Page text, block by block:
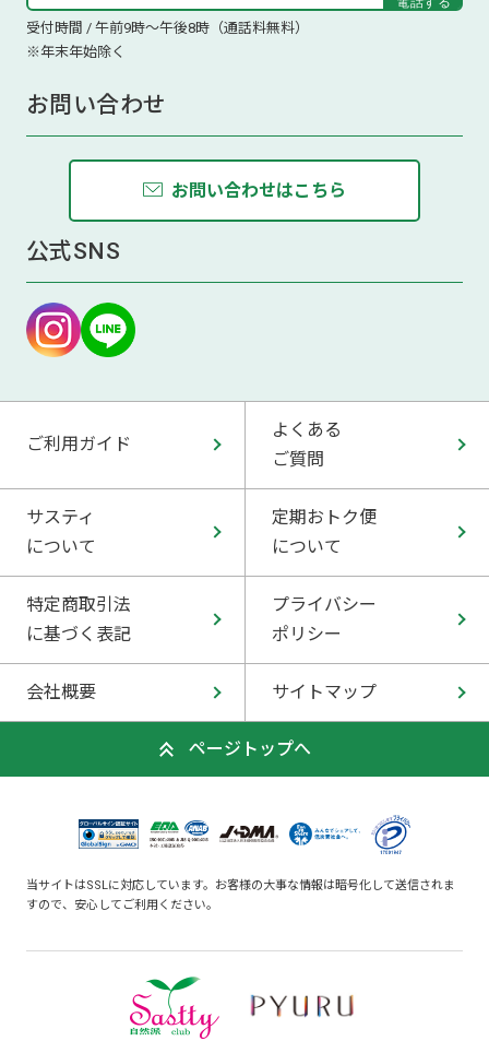
受付時間 / 午前9時～午後8時（通話料無料）
※年末年始除く
お問い合わせ
お問い合わせはこちら
公式SNS
ご利用ガイド
よくある
ご質問
サスティ
について
定期おトク便
について
特定商取引法
に基づく表記
プライバシー
ポリシー
会社概要 サイトマップ
ページトップへ
当サイトはSSLに対応しています。お客様の大事な情報は暗号化して送信されま
すので、安心してご利用ください。